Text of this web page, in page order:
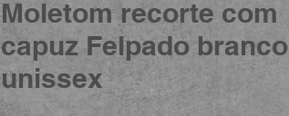
Moletom recorte com
capuz Felpado branco
unissex